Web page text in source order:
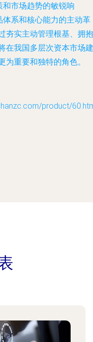
和市场趋势的敏锐响
体系和核心能力的主动革
夯实主动管理根基、拥抱
在我国多层次资本市场建
重要和独特的角色。
product/